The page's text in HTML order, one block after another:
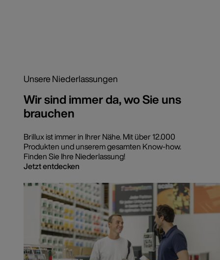
Unsere Niederlassungen
Wir sind immer da, wo Sie uns
brauchen
Brillux ist immer in Ihrer Nähe. Mit über 12.000
Produkten und unserem gesamten Know-how.
Finden Sie Ihre Niederlassung!
Jetzt entdecken